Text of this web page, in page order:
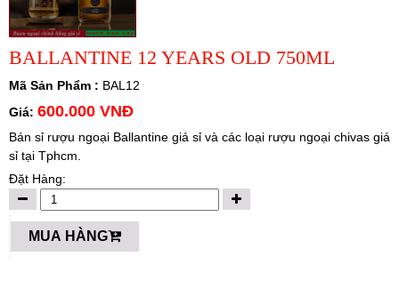
BALLANTINE 12 YEARS OLD 750ML
Mã Sản Phẩm : BAL12
Giá: 600.000 VNĐ
Bán sỉ rượu ngoại Ballantine giá sỉ và các loại rượu ngoại chivas giá
sỉ tại Tphcm.
Đặt Hàng:
MUA HÀNG